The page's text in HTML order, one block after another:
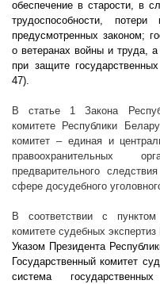
обеспечение в старости, в
трудоспособности,
предусмотренных законом;
о ветеранах войны и труда,
при защите
47).
В статье 1 Закона
комитете Республики
комитет – единая и
правоохранительных
предварительного
сфере досудебного
В соответствии с
комитете судебных экспертиз
Указом Президента
Государственный комитет
система